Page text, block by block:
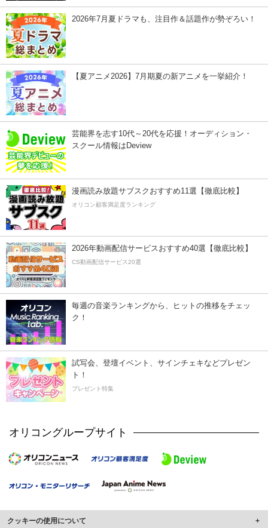
2026年7月夏ドラマも、注目作＆話題作が勢ぞろい！
【夏アニメ2026】7月期夏の新アニメを一挙紹介！
芸能界を志す10代～20代を応援！オーディション・
スクール情報はDeview
漫画読み放題サブスクおすすめ11選【徹底比較】
オリコン顧客満足度ランキング
2026年動画配信サービスおすすめ40選【徹底比較】
CS動画配信サービス20選
毎週の音楽ランキングから、ヒットの推移をチェッ
ク！
試写会、登壇イベント、サインチェキなどプレゼン
ト！
プレゼント特集
オリコングループサイト
クッキーの使用について